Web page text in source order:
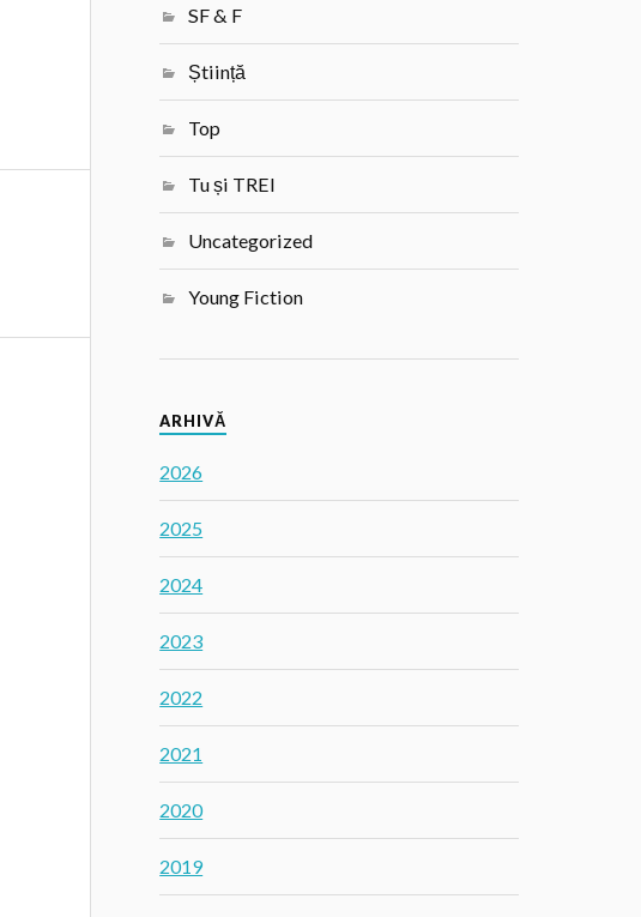
SF & F
Știință
Top
Tu și TREI
Uncategorized
Young Fiction
ARHIVĂ
2026
2025
2024
2023
2022
2021
2020
2019